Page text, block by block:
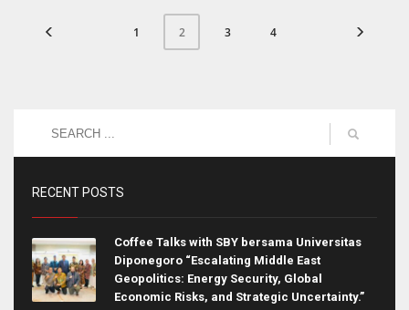
1 2 3 4
RECENT POSTS
Coffee Talks with SBY bersama Universitas
Diponegoro “Escalating Middle East
Geopolitics: Energy Security, Global
Economic Risks, and Strategic Uncertainty.”